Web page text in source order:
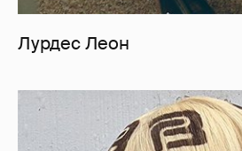
Лурдес Леон